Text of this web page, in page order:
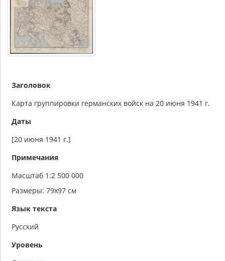
Заголовок
Карта группировки германских войск на 20 июня 1941 г.
Даты
[20 июня 1941 г.]
Примечания
Масштаб 1:2 500 000
Размеры: 79х97 см
Язык текста
Русский
Уровень